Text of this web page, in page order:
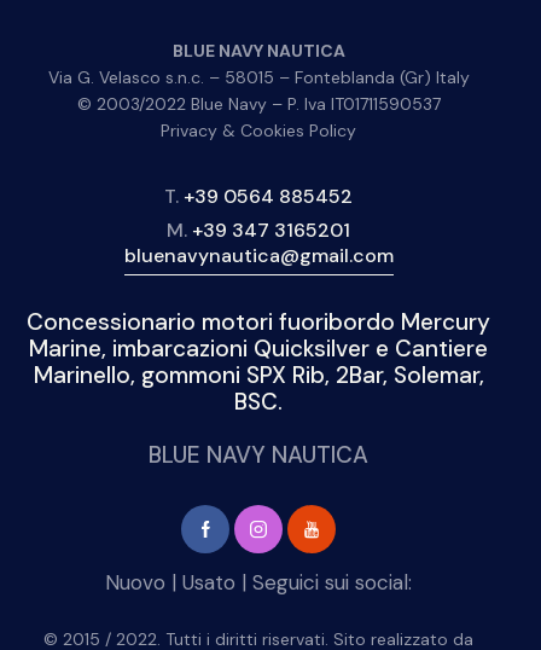
BLUE NAVY NAUTICA
Via G. Velasco s.n.c. – 58015 – Fonteblanda (Gr) Italy
© 2003/2022 Blue Navy – P. Iva IT01711590537
Privacy & Cookies Policy
T. +39 0564 885452
M. +39 347 3165201
bluenavynautica@gmail.com
Concessionario motori fuoribordo Mercury
Marine, imbarcazioni Quicksilver e Cantiere
Marinello, gommoni SPX Rib, 2Bar, Solemar,
BSC.
BLUE NAVY NAUTICA
© 2015 / 2022. Tutti i diritti riservati. Sito realizzato da
Nuovo | Usato | Seguici sui social: